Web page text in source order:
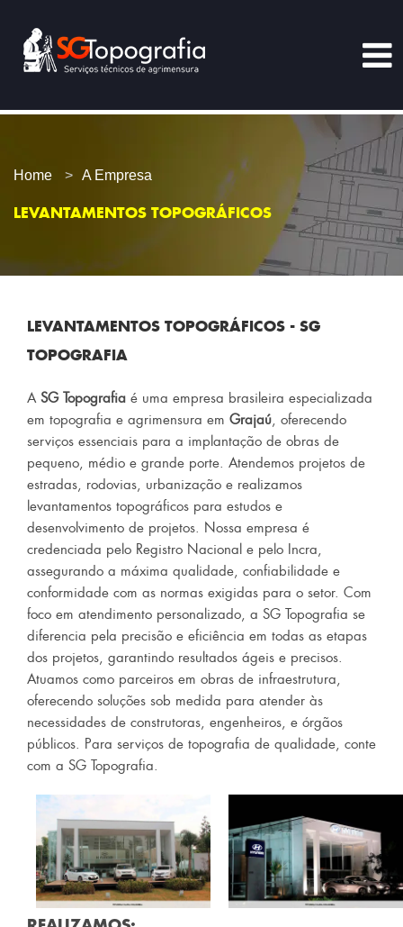
Home A Empresa
LEVANTAMENTOS TOPOGRÁFICOS
LEVANTAMENTOS TOPOGRÁFICOS - SG
TOPOGRAFIA
A SG Topografia é uma empresa brasileira especializada
em topografia e agrimensura em Grajaú, oferecendo
serviços essenciais para a implantação de obras de
pequeno, médio e grande porte. Atendemos projetos de
estradas, rodovias, urbanização e realizamos
levantamentos topográficos para estudos e
desenvolvimento de projetos. Nossa empresa é
credenciada pelo Registro Nacional e pelo Incra,
assegurando a máxima qualidade, confiabilidade e
conformidade com as normas exigidas para o setor. Com
foco em atendimento personalizado, a SG Topografia se
diferencia pela precisão e eficiência em todas as etapas
dos projetos, garantindo resultados ágeis e precisos.
Atuamos como parceiros em obras de infraestrutura,
oferecendo soluções sob medida para atender às
necessidades de construtoras, engenheiros, e órgãos
públicos. Para serviços de topografia de qualidade, conte
com a SG Topografia.